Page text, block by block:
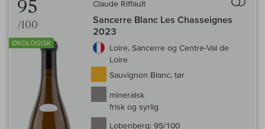
95
/100
ØKOLOGISK
Claude Riffault
Sancerre Blanc Les Chasseignes
2023
Loire, Sancerre og Centre-Val de
Loire
Sauvignon Blanc, tør
mineralsk
frisk og syrlig
Lobenberg: 95/100